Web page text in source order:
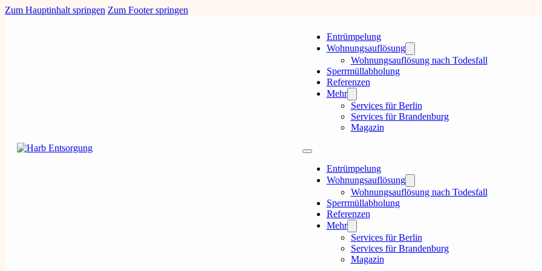
Zum Hauptinhalt springen Zum Footer springen
Entrümpelung
Wohnungsauflösung
Wohnungsauflösung nach Todesfall
Sperrmüllabholung
Referenzen
Mehr
Services für Berlin
Services für Brandenburg
Magazin
Entrümpelung
Wohnungsauflösung
Wohnungsauflösung nach Todesfall
Sperrmüllabholung
Referenzen
Mehr
Services für Berlin
Services für Brandenburg
Magazin